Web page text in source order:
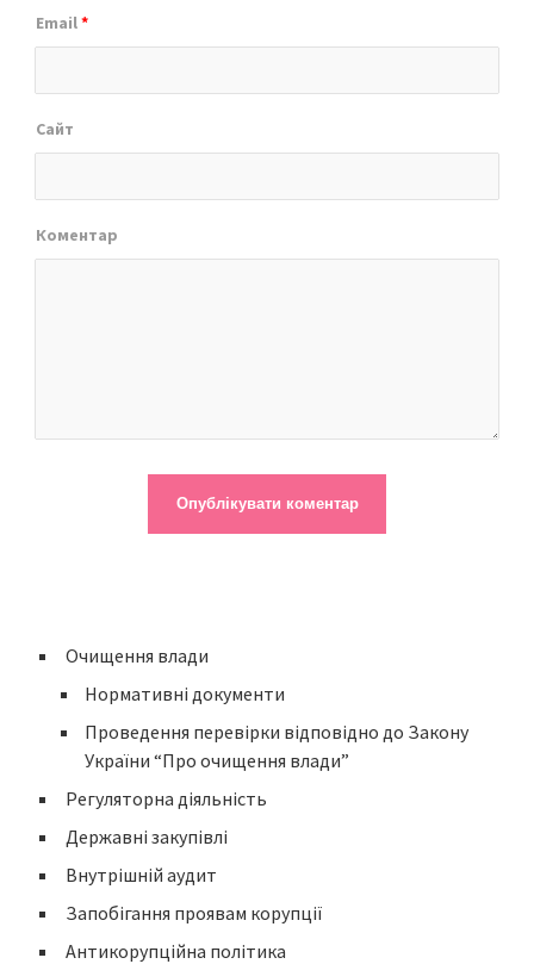
Email*
Сайт
Коментар
Очищення влади
Нормативні документи
Проведення перевірки відповідно до Закону
України “Про очищення влади”
Регуляторна діяльність
Державні закупівлі
Внутрішній аудит
Запобігання проявам корупції
Антикорупційна політика